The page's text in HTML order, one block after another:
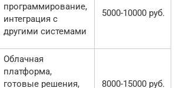
программирование,
интеграция с
другими системами
5000-10000 руб.
Облачная
платформа,
готовые решения,
8000-15000 руб.